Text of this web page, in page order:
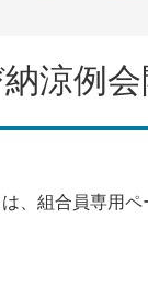
涼例
、組合員専用ペ